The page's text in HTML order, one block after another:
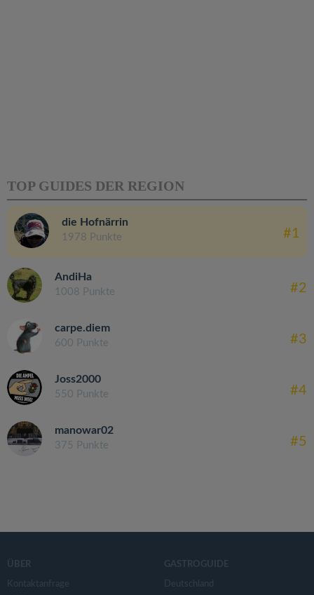
TOP GUIDES DER REGION
die Hofnärrin
1978 Punkte #1
AndiHa
1008 Punkte #2
carpe.diem
600 Punkte #3
Joss2000
550 Punkte #4
manowar02
375 Punkte #5
ÜBER
Kontaktanfrage
GASTROGUIDE
Deutschland